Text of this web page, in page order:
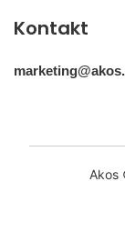
Kontakt
Akos